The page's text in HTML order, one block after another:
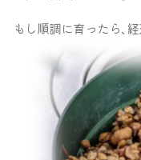
もし順調に育ったら､